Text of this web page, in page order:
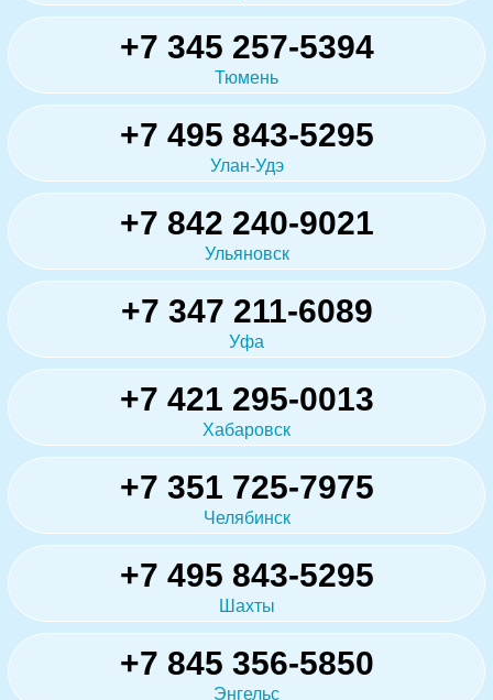
+7 345 257-5394
Тюмень
+7 495 843-5295
Улан-Удэ
+7 842 240-9021
Ульяновск
+7 347 211-6089
Уфа
+7 421 295-0013
Хабаровск
+7 351 725-7975
Челябинск
+7 495 843-5295
Шахты
+7 845 356-5850
Энгельс